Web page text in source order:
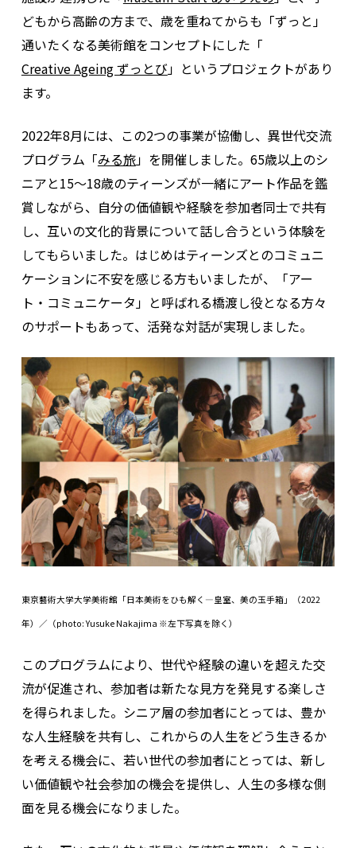
どもから高齢の方まで、歳を重ねてからも「ずっと」
通いたくなる美術館をコンセプトにした「
Creative Ageing ずっとび 」 というプロジェクトがあり
ます。
2022年8月には、この2つの事業が協働し、異世代交流
プログラム「みる旅」を開催しました。65歳以上のシ
ニアと15～18歳のティーンズが一緒にアート作品を鑑
賞しながら、自分の価値観や経験を参加者同士で共有
し、互いの文化的背景について話し合うという体験を
してもらいました。はじめはティーンズとのコミュニ
ケーションに不安を感じる方もいましたが、「アー
ト・コミュニケータ」と呼ばれる橋渡し役となる方々
のサポートもあって、活発な対話が実現しました。
東京藝術大学大学美術館「日本美術をひも解く―皇室、美の玉手箱」（2022
年）／（photo: Yusuke Nakajima ※左下写真を除く）
このプログラムにより、世代や経験の違いを超えた交
流が促進され、参加者は新たな見方を発見する楽しさ
を得られました。シニア層の参加者にとっては、豊か
な人生経験を共有し、これからの人生をどう生きるか
を考える機会に、若い世代の参加者にとっては、新し
い価値観や社会参加の機会を提供し、人生の多様な側
面を見る機会になりました。